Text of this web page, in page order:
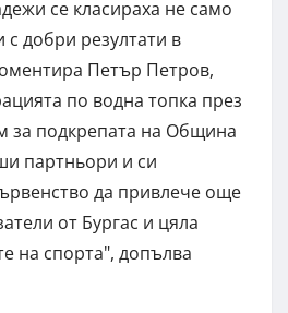
се класираха не само
добри резултати в
Петър Петров,
по водна топка през
за подкрепата на Община
партньори и си
да привлече още
от Бургас и цяла
на спорта", допълва